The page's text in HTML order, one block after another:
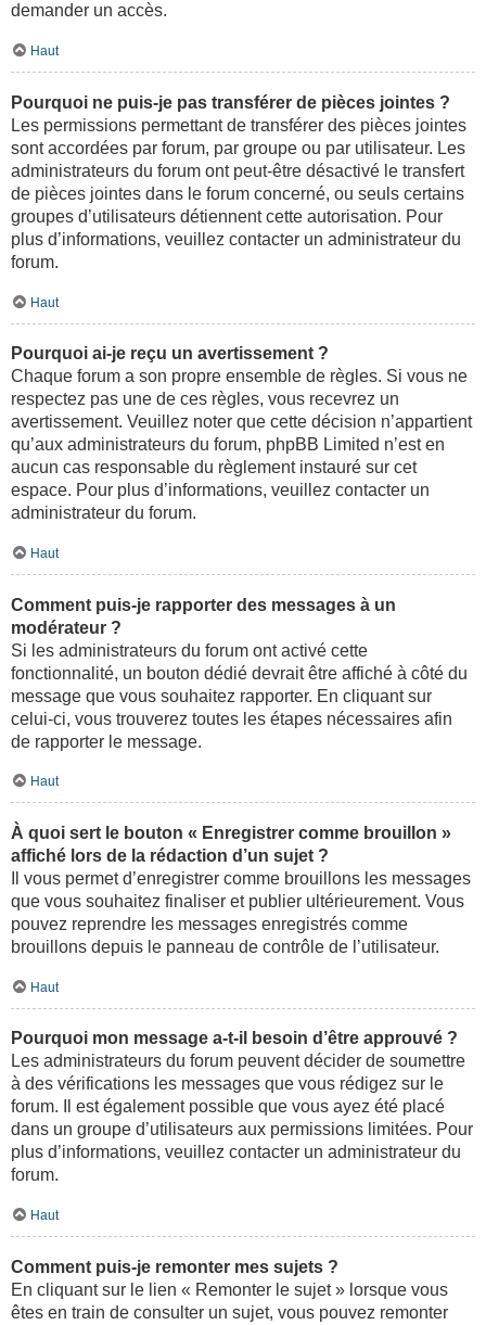
demander un accès.
Haut
Pourquoi ne puis-je pas transférer de pièces jointes ?
Les permissions permettant de transférer des pièces jointes
sont accordées par forum, par groupe ou par utilisateur. Les
administrateurs du forum ont peut-être désactivé le transfert
de pièces jointes dans le forum concerné, ou seuls certains
groupes d’utilisateurs détiennent cette autorisation. Pour
plus d’informations, veuillez contacter un administrateur du
forum.
Haut
Pourquoi ai-je reçu un avertissement ?
Chaque forum a son propre ensemble de règles. Si vous ne
respectez pas une de ces règles, vous recevrez un
avertissement. Veuillez noter que cette décision n’appartient
qu’aux administrateurs du forum, phpBB Limited n’est en
aucun cas responsable du règlement instauré sur cet
espace. Pour plus d’informations, veuillez contacter un
administrateur du forum.
Haut
Comment puis-je rapporter des messages à un
modérateur ?
Si les administrateurs du forum ont activé cette
fonctionnalité, un bouton dédié devrait être affiché à côté du
message que vous souhaitez rapporter. En cliquant sur
celui-ci, vous trouverez toutes les étapes nécessaires afin
de rapporter le message.
Haut
À quoi sert le bouton « Enregistrer comme brouillon »
affiché lors de la rédaction d’un sujet ?
Il vous permet d’enregistrer comme brouillons les messages
que vous souhaitez finaliser et publier ultérieurement. Vous
pouvez reprendre les messages enregistrés comme
brouillons depuis le panneau de contrôle de l’utilisateur.
Haut
Pourquoi mon message a-t-il besoin d’être approuvé ?
Les administrateurs du forum peuvent décider de soumettre
à des vérifications les messages que vous rédigez sur le
forum. Il est également possible que vous ayez été placé
dans un groupe d’utilisateurs aux permissions limitées. Pour
plus d’informations, veuillez contacter un administrateur du
forum.
Haut
Comment puis-je remonter mes sujets ?
En cliquant sur le lien « Remonter le sujet » lorsque vous
êtes en train de consulter un sujet, vous pouvez remonter